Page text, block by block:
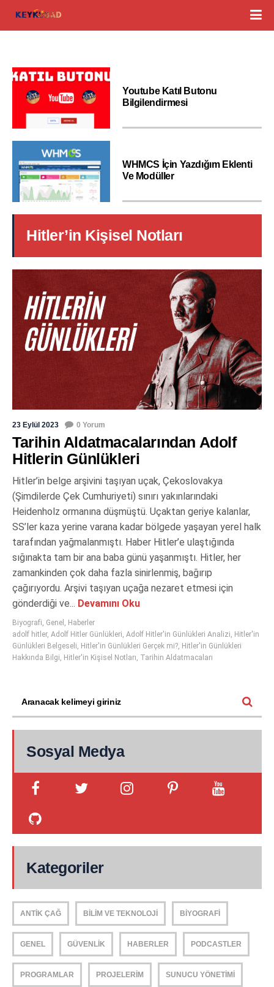
Youtube Katıl Butonu
Bilgilendirmesi
WHMCS İçin Yazdığım Eklenti
Ve Modüller
Hitler’in Kişisel Notları
23 Eylül 2023 0 Yorum
Tarihin Aldatmacalarından Adolf
Hitlerin Günlükleri
Hitler’in belge arşivini taşıyan uçak, Çekoslovakya
(Şimdilerde Çek Cumhuriyeti) sınırı yakınlarındaki
Heidenholz ormanına düşmüştü. Uçaktan geriye kalanlar,
SS’ler kaza yerine varana kadar bölgede yaşayan yerel halk
tarafından yağmalanmıştı. Haber Hitler’e ulaştığında
sığınakta tam bir ana baba günü yaşanmıştı. Hitler, her
zamankinden çok daha fazla sinirlenmiş, bağırıp
çağırıyordu. Arşivi taşıyan uçağa nezaret etmesi için
gönderdiği ve... Devamını Oku
Biyografi, Genel , Haberler
adolf hitler, Adolf Hitler Günlükleri, Adolf Hitler'in Günlükleri Analizi, Hitler'in
Günlükleri Belgeseli, Hitler'in Günlükleri Gerçek mi?, Hitler'in Günlükleri
Hakkında Bilgi, Hitler'in Kişisel Notları, Tarihin Aldatmacaları
Sosyal Medya
Kategoriler
ANTIK ÇAĞ BILIM VE TEKNOLOJI BIYOGRAFI
GENEL GÜVENLIK HABERLER PODCASTLER
PROGRAMLAR PROJELERIM SUNUCU YÖNETIMI